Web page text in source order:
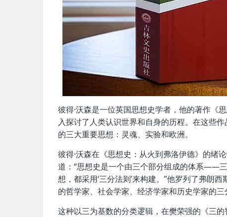
彼得·沃森是一位英国思想史学者，他的著作《
入探讨了人类认识世界和自身的历程。在这些
的三大重要思想：灵魂、实验和欧洲。
彼得·沃森在《思想史：从火到弗洛伊德》的绪
道：“思想史是一个由三个部分组成的体系——
想，都采用‘三分法则’来构建。”他罗列了弗朗
的哲学家、社会学家、经济学家和历史学家的三
这种以三为基数的分类逻辑，在樊荣强的《三